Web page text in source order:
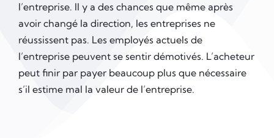
l’entreprise. Il y a des chances que même après
avoir changé la direction, les entreprises ne
réussissent pas. Les employés actuels de
l’entreprise peuvent se sentir démotivés. L’acheteur
peut finir par payer beaucoup plus que nécessaire
s’il estime mal la valeur de l’entreprise.